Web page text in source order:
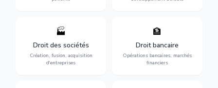
🏭
Droit des sociétés
Création, fusion, acquisition
d'entreprises
Structuration de votre
société : création, fusion-
acquisition, gouvernance et
restructuration.
🏦
Droit bancaire
Opérations bancaires, marchés
financiers
Gestion de vos opérations
financières : contentieux
bancaire, investissements et
régulation.